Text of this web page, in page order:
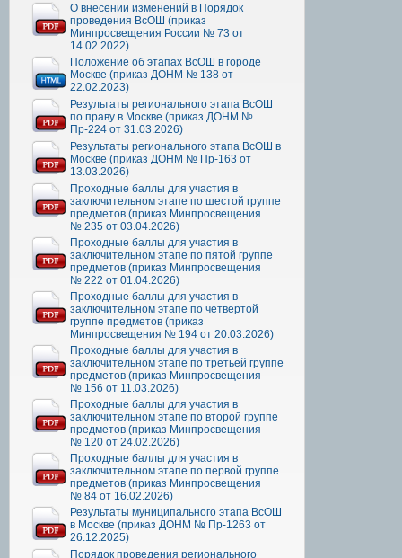
О внесении изменений в Порядок
проведения ВсОШ (приказ
Минпросвещения России № 73 от
14.02.2022)
Положение об этапах ВсОШ в городе
Москве (приказ ДОНМ № 138 от
22.02.2023)
Результаты регионального этапа ВсОШ
по праву в Москве (приказ ДОНМ №
Пр-224 от 31.03.2026)
Результаты регионального этапа ВсОШ в
Москве (приказ ДОНМ № Пр-163 от
13.03.2026)
Проходные баллы для участия в
заключительном этапе по шестой группе
предметов (приказ Минпросвещения
№ 235 от 03.04.2026)
Проходные баллы для участия в
заключительном этапе по пятой группе
предметов (приказ Минпросвещения
№ 222 от 01.04.2026)
Проходные баллы для участия в
заключительном этапе по четвертой
группе предметов (приказ
Минпросвещения № 194 от 20.03.2026)
Проходные баллы для участия в
заключительном этапе по третьей группе
предметов (приказ Минпросвещения
№ 156 от 11.03.2026)
Проходные баллы для участия в
заключительном этапе по второй группе
предметов (приказ Минпросвещения
№ 120 от 24.02.2026)
Проходные баллы для участия в
заключительном этапе по первой группе
предметов (приказ Минпросвещения
№ 84 от 16.02.2026)
Результаты муниципального этапа ВсОШ
в Москве (приказ ДОНМ № Пр-1263 от
26.12.2025)
Порядок проведения регионального